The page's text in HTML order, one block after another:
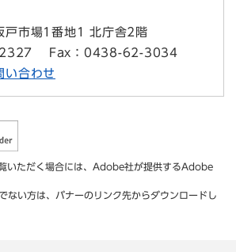
戸市場1番地1 北庁舎2階
Fax：0438-62-3034
い合わせ
いただく場合には、Adobe社が提供するAdobe
ない方は、バナーのリンク先からダウンロードし